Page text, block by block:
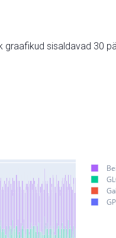
sisaldavad 30